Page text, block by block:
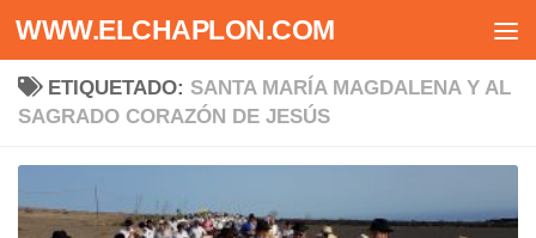
Saltar al contenido
WWW.ELCHAPLON.COM
ETIQUETADO: SANTA MARÍA MAGDALENA Y AL
SAGRADO CORAZÓN DE JESÚS